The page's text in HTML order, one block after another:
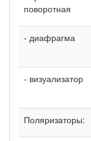
поворотная
- диафрагма
- визуализатор
Поляризаторы: